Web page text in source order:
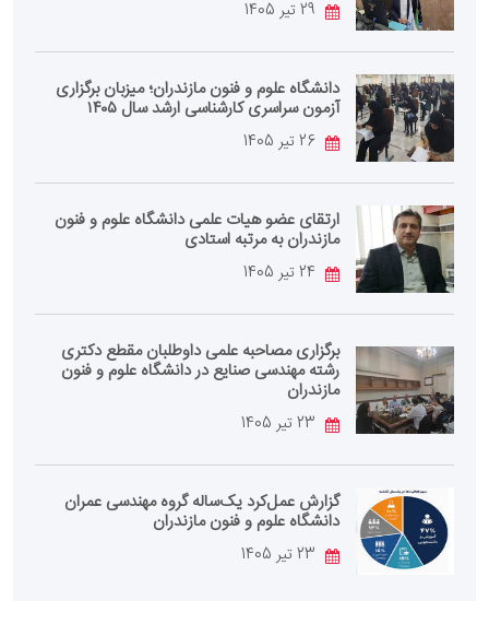
دانشگاه علوم و فنون مازندران؛ میزبان برگزاری
آزمون سراسری کارشناسی‌ ارشد سال ۱۴۰۵
ارتقای عضو هیات علمی دانشگاه علوم و فنون
مازندران به مرتبه استادی
برگزاری مصاحبه علمی داوطلبان مقطع دکتری
رشته مهندسی صنایع در دانشگاه علوم و فنون
مازندران
گزارش عمل‌کرد یک‌ساله گروه مهندسی عمران
دانشگاه علوم و فنون مازندران